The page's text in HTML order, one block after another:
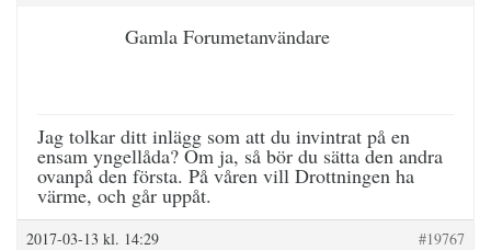
Gamla Forumetanvändare
Jag tolkar ditt inlägg som att du invintrat på en
ensam yngellåda? Om ja, så bör du sätta den andra
ovanpå den första. På våren vill Drottningen ha
värme, och går uppåt.
2017-03-13 kl. 14:29 #19767